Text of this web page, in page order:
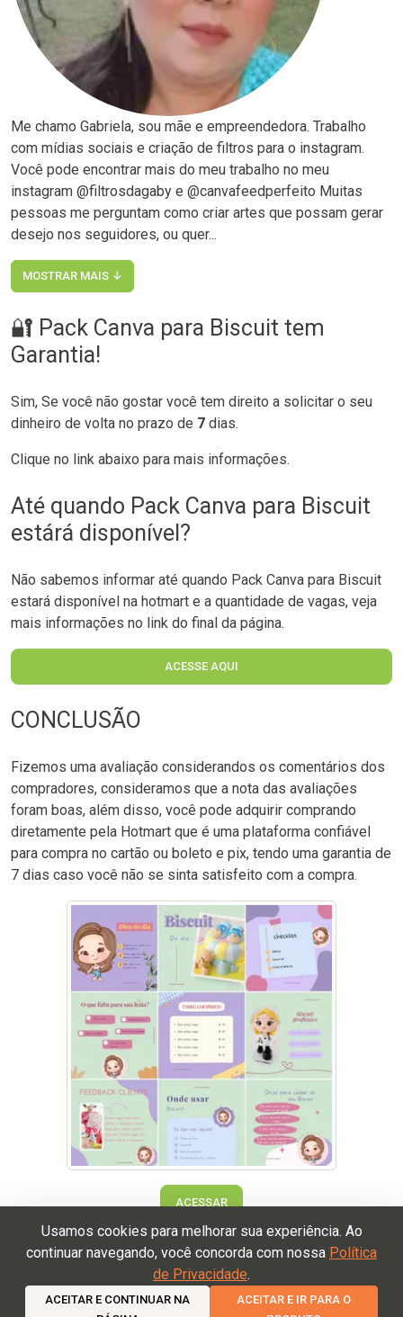
Me chamo Gabriela, sou mãe e empreendedora. Trabalho
com mídias sociais e criação de filtros para o instagram.
Você pode encontrar mais do meu trabalho no meu
instagram @filtrosdagaby e @canvafeedperfeito Muitas
pessoas me perguntam como criar artes que possam gerar
desejo nos seguidores, ou quer...
MOSTRAR MAIS ↓
🔐 Pack Canva para Biscuit tem
Garantia!
Sim, Se você não gostar você tem direito a solicitar o seu
dinheiro de volta no prazo de 7 dias.
Clique no link abaixo para mais informações.
Até quando Pack Canva para Biscuit
estárá disponível?
Não sabemos informar até quando Pack Canva para Biscuit
estará disponível na hotmart e a quantidade de vagas, veja
mais informações no link do final da página.
ACESSE AQUI
CONCLUSÃO
Fizemos uma avaliação considerandos os comentários dos
compradores, consideramos que a nota das avaliações
foram boas, além disso, você pode adquirir comprando
diretamente pela Hotmart que é uma plataforma confiável
para compra no cartão ou boleto e pix, tendo uma garantia de
7 dias caso você não se sinta satisfeito com a compra.
Usamos cookies para melhorar sua experiência. Ao
continuar navegando, você concorda com nossa Política
de Privacidade.
ACEITAR E CONTINUAR NA
ACEITAR E IR PARA O
ACESSAR
Política de Devolução
Privacidade